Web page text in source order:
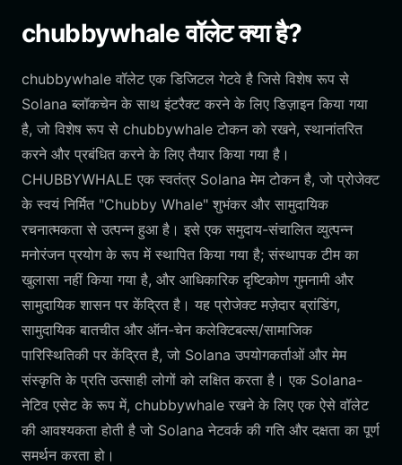
chubbywhale वॉलेट क्या है?
chubbywhale वॉलेट एक डिजिटल गेटवे है जिसे विशेष रूप से
Solana ब्लॉकचेन के साथ इंटरैक्ट करने के लिए डिज़ाइन किया गया
है, जो विशेष रूप से chubbywhale टोकन को रखने, स्थानांतरित
करने और प्रबंधित करने के लिए तैयार किया गया है।
CHUBBYWHALE एक स्वतंत्र Solana मेम टोकन है, जो प्रोजेक्ट
के स्वयं निर्मित "Chubby Whale" शुभंकर और सामुदायिक
रचनात्मकता से उत्पन्न हुआ है। इसे एक समुदाय-संचालित व्युत्पन्न
मनोरंजन प्रयोग के रूप में स्थापित किया गया है; संस्थापक टीम का
खुलासा नहीं किया गया है, और आधिकारिक दृष्टिकोण गुमनामी और
सामुदायिक शासन पर केंद्रित है। यह प्रोजेक्ट मज़ेदार ब्रांडिंग,
सामुदायिक बातचीत और ऑन-चेन कलेक्टिबल्स/सामाजिक
पारिस्थितिकी पर केंद्रित है, जो Solana उपयोगकर्ताओं और मेम
संस्कृति के प्रति उत्साही लोगों को लक्षित करता है। एक Solana-
नेटिव एसेट के रूप में, chubbywhale रखने के लिए एक ऐसे वॉलेट
की आवश्यकता होती है जो Solana नेटवर्क की गति और दक्षता का पूर्ण
समर्थन करता हो।